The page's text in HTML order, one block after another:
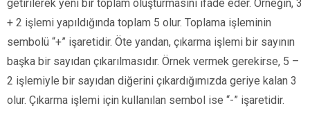
getirilerek yeni bir toplam oluşturmasını ifade eder. Örneğin, 3
+ 2 işlemi yapıldığında toplam 5 olur. Toplama işleminin
sembolü “+” işaretidir. Öte yandan, çıkarma işlemi bir sayının
başka bir sayıdan çıkarılmasıdır. Örnek vermek gerekirse, 5 –
2 işlemiyle bir sayıdan diğerini çıkardığımızda geriye kalan 3
olur. Çıkarma işlemi için kullanılan sembol ise “-” işaretidir.